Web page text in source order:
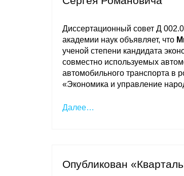
Диссертационный совет Д
академии наук объявляет, что
ученой степени кандидата
совместно используемых
автомобильного транспорта в
«Экономика и управление
Далее…
Опубликован